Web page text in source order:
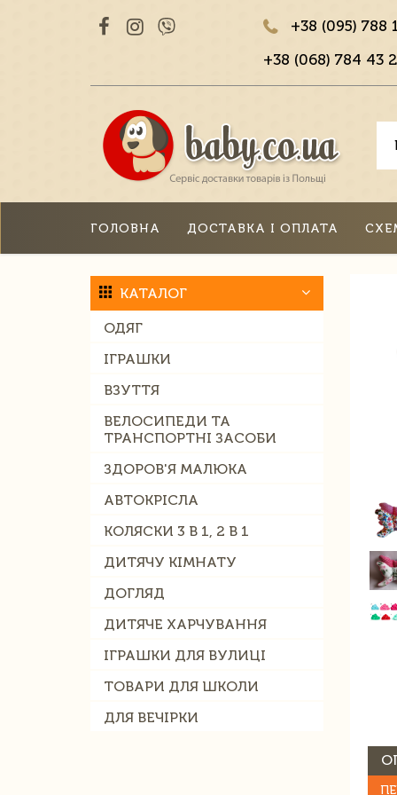
+38 (095) 788
+38 (068) 784 43
ГОЛОВНА ДОСТАВКА І ОПЛАТА
КАТАЛОГ
ОДЯГ
ІГРАШКИ
ВЗУТТЯ
ВЕЛОСИПЕДИ ТА
ТРАНСПОРТНІ ЗАСОБИ
ЗДОРОВ'Я МАЛЮКА
АВТОКРІСЛА
КОЛЯСКИ 3 В 1, 2 В 1
ДИТЯЧУ КІМНАТУ
ДОГЛЯД
ДИТЯЧЕ ХАРЧУВАННЯ
ІГРАШКИ ДЛЯ ВУЛИЦІ
ТОВАРИ ДЛЯ ШКОЛИ
ДЛЯ ВЕЧІРКИ